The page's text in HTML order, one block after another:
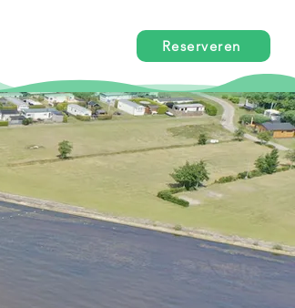
Reserveren